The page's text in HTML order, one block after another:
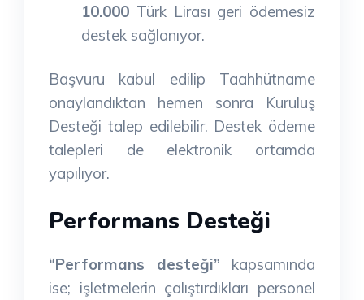
10.000 Türk Lirası geri ödemesiz
destek sağlanıyor.
Başvuru kabul edilip Taahhütname
onaylandıktan hemen sonra Kuruluş
Desteği talep edilebilir. Destek ödeme
talepleri de elektronik ortamda
yapılıyor.
Performans Desteği
“Performans desteği” kapsamında
ise; işletmelerin çalıştırdıkları personel